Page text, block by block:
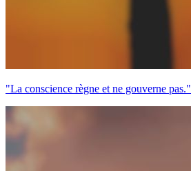
"La conscience règne et ne gouverne pas."